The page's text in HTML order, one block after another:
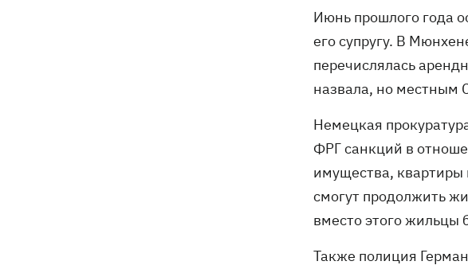
Июнь прошлого года
его супругу. В
перечислялась
назвала, но местным
Немецкая
ФРГ санкций в
имущества, квартиры
смогут продолжить
вместо этого жильцы
Также полиция